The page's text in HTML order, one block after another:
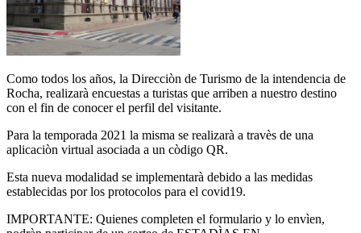
Como todos los años, la Direcciòn de Turismo de la intendencia de
Rocha, realizarà encuestas a turistas que arriben a nuestro destino
con el fin de conocer el perfil del visitante.
Para la temporada 2021 la misma se realizarà a travès de una
aplicaciòn virtual asociada a un còdigo QR.
Esta nueva modalidad se implementarà debido a las medidas
establecidas por los protocolos para el covid19.
IMPORTANTE: Quienes completen el formulario y lo envìen,